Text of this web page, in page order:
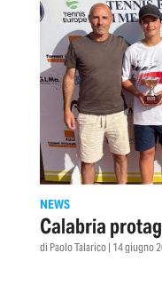
NEWS
Calabria
di Paolo Talarico | 14 giugno